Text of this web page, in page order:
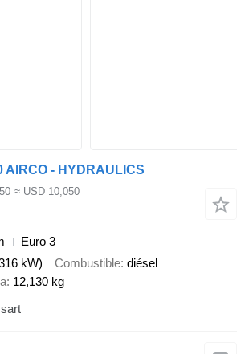
AIRCO - HYDRAULICS
≈ USD 10,050
Euro 3
kW) Combustible diésel
12,130 kg